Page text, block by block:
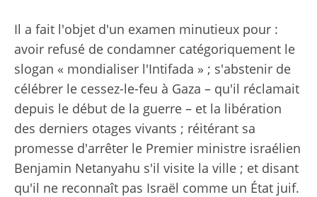
Il a fait l'objet d'un examen minutieux pour :
avoir refusé de condamner catégoriquement le
slogan « mondialiser l'Intifada » ; s'abstenir de
célébrer le cessez-le-feu à Gaza – qu'il réclamait
depuis le début de la guerre – et la libération
des derniers otages vivants ; réitérant sa
promesse d'arrêter le Premier ministre israélien
Benjamin Netanyahu s'il visite la ville ; et disant
qu'il ne reconnaît pas Israël comme un État juif.